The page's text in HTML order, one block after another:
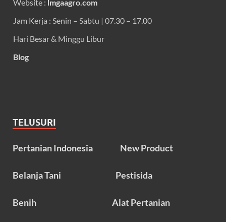
Website : lmgaagro.com
Jam Kerja : Senin – Sabtu | 07.30 – 17.00
Hari Besar & Minggu Libur
Blog
TELUSURI
Pertanian Indonesia New Product
Belanja Tani Pestisida
Benih Alat Pertanian